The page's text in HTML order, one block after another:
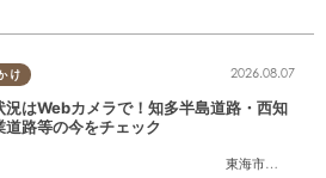
け
東海市大府市
2026.08.07
況はWebカメラで！知多半島道路・西知
道路等の今をチェック